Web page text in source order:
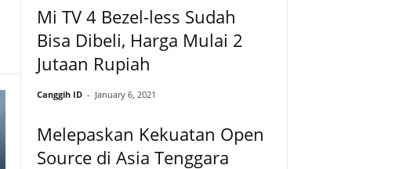
Mi TV 4 Bezel-less Sudah
Bisa Dibeli, Harga Mulai 2
Jutaan Rupiah
Canggih ID - January 6, 2021
Melepaskan Kekuatan Open
Source di Asia Tenggara